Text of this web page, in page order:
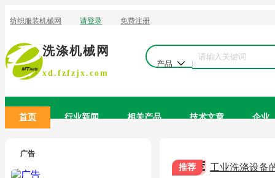
洗涤机械网
xd.fzfzjx.com
产品
首页 行业新闻 相关产品 技术文章 企业
广告
推荐 工业洗涤设备